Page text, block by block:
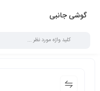
گوشی جانبی